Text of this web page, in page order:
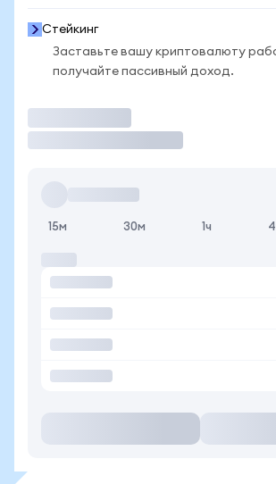
Стейкинг
Заставьте вашу криптовалюту
получайте пассивный доход.
15м 30м 1ч